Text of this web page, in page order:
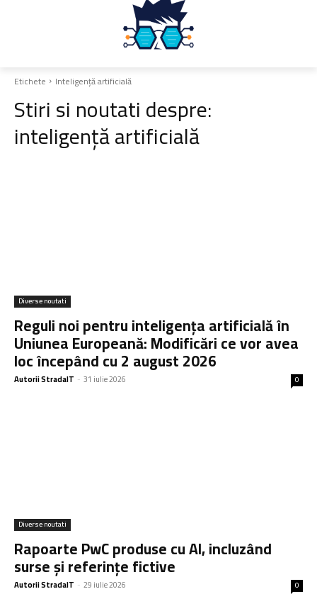
Etichete Inteligență artificială
Stiri si noutati despre:
inteligență artificială
Diverse noutati
Reguli noi pentru inteligența artificială în
Uniunea Europeană: Modificări ce vor avea
loc începând cu 2 august 2026
Autorii StradaIT - 31 iulie 2026 0
Diverse noutati
Rapoarte PwC produse cu AI, incluzând
surse și referințe fictive
Autorii StradaIT - 29 iulie 2026 0